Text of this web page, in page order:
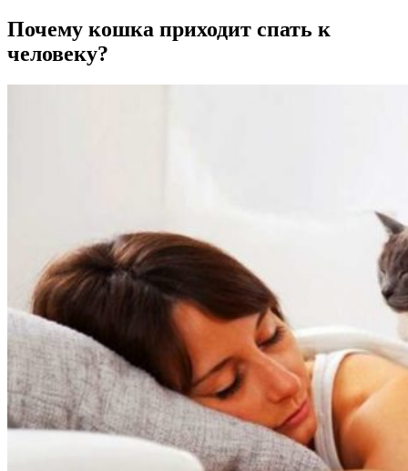
Почему кошка приходит спать к
человеку?